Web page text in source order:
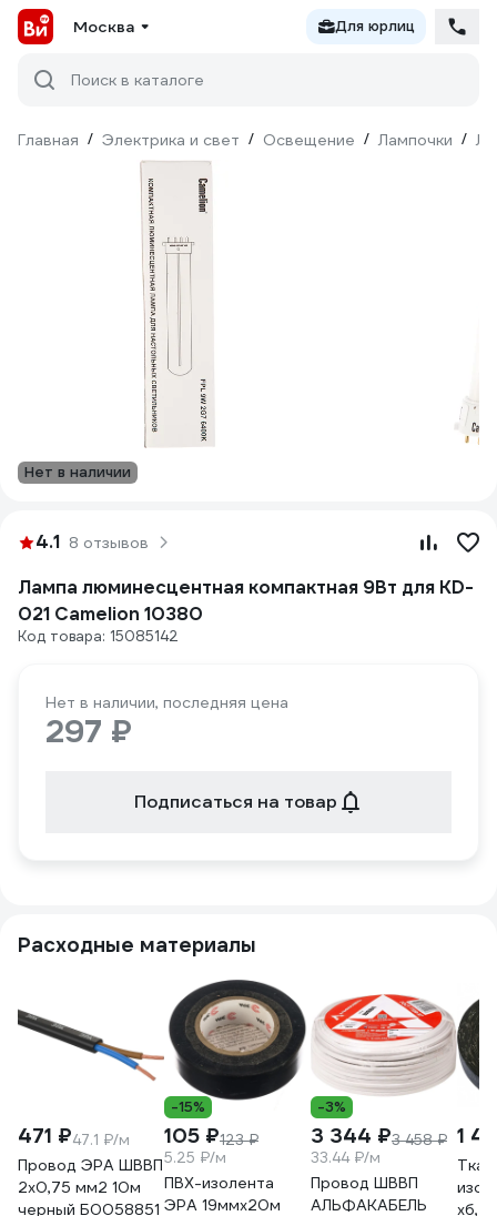
Москва Для юрлиц
Поиск в каталоге
Главная / Электрика и свет / Освещение / Лампочки /
Нет в наличии
4.1 8 отзывов
Лампа люминесцентная компактная 9Вт для KD-
021 Camelion 10380
Код товара: 15085142
Нет в наличии, последняя цена
297 ₽
Подписаться на товар
Расходные материалы
471 ₽47.1 ₽/м
Провод ЭРА ШВВП
2x0,75 мм2 10м
черный Б0058851
-15%
105 ₽123 ₽
5.25 ₽/м
ПВХ-изолента
ЭРА 19ммх20м
-3%
3 344 ₽3 458 ₽
33.44 ₽/м
Провод ШВВП
АЛЬФАКАБЕЛЬ
1
хб,